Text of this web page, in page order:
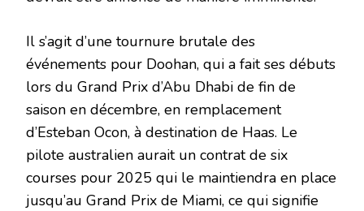
Il s’agit d’une tournure brutale des
événements pour Doohan, qui a fait ses débuts
lors du Grand Prix d’Abu Dhabi de fin de
saison en décembre, en remplacement
d’Esteban Ocon, à destination de Haas. Le
pilote australien aurait un contrat de six
courses pour 2025 qui le maintiendra en place
jusqu’au Grand Prix de Miami, ce qui signifie